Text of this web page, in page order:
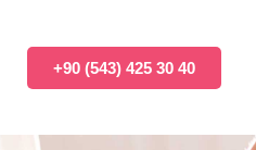
+90 (543) 425 30 40